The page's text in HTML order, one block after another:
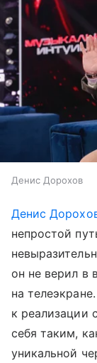
Денис Дорохов
Денис
непростой
он не верил в
на
к реализации
себя таким,
уникальной